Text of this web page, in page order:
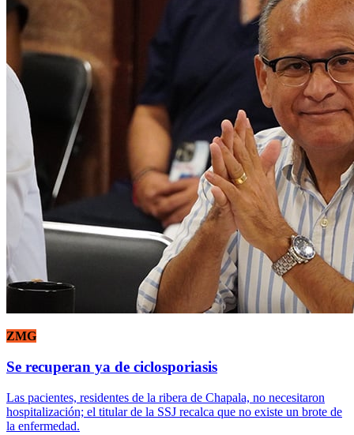
ZMG
Se recuperan ya de ciclosporiasis
Las pacientes, residentes de la ribera de Chapala, no necesitaron
hospitalización; el titular de la SSJ recalca que no existe un brote de
la enfermedad.